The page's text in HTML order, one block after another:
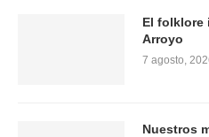
El folklore
Arroyo
7 agosto,
Nuestros